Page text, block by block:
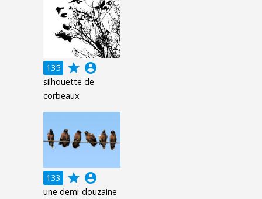
135 grade account_circle
silhouette de
corbeaux
133 grade account_circle
une demi-douzaine